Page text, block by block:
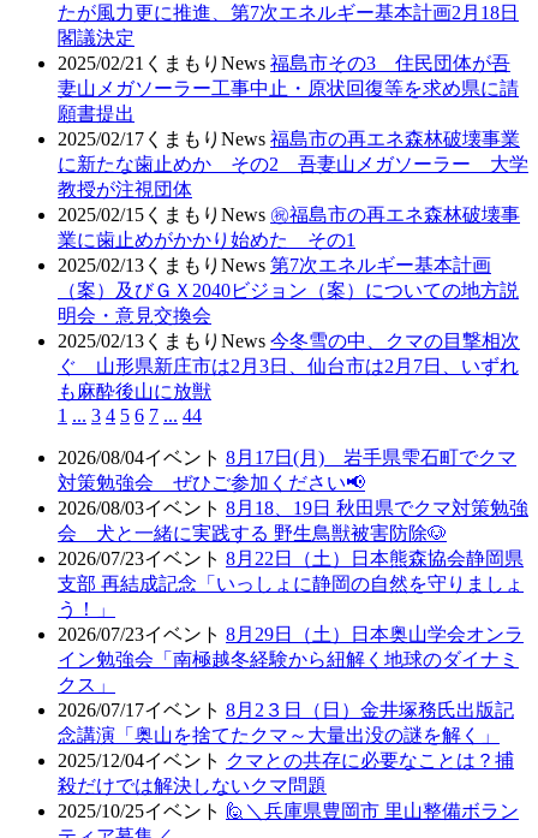
たが風力更に推進、第7次エネルギー基本計画2月18日
閣議決定
2025/02/21 くまもりNews 福島市その3 住民団体が吾
妻山メガソーラー工事中止・原状回復等を求め県に請
願書提出
2025/02/17 くまもりNews 福島市の再エネ森林破壊事業
に新たな歯止めか その2 吾妻山メガソーラー 大学
教授が注視団体
2025/02/15 くまもりNews ㊗️福島市の再エネ森林破壊事
業に歯止めがかかり始めた その1
2025/02/13 くまもりNews 第7次エネルギー基本計画
（案）及びＧＸ2040ビジョン（案）についての地方説
明会・意見交換会
2025/02/13 くまもりNews 今冬雪の中、クマの目撃相次
ぐ 山形県新庄市は2月3日、仙台市は2月7日、いずれ
も麻酔後山に放獣
1 ... 3 4 5 6 7 ... 44
2026/08/04イベント 8月17日(月) 岩手県雫石町でクマ
対策勉強会 ぜひご参加ください📢
2026/08/03イベント 8月18、19日 秋田県でクマ対策勉強
会 犬と一緒に実践する 野生鳥獣被害防除🐶
2026/07/23イベント 8月22日（土）日本熊森協会静岡県
支部 再結成記念「いっしょに静岡の自然を守りましょ
う！」
2026/07/23イベント 8月29日（土）日本奥山学会オンラ
イン勉強会「南極越冬経験から紐解く地球のダイナミ
クス」
2026/07/17イベント 8月2３日（日）金井塚務氏出版記
念講演「奥山を捨てたクマ～大量出没の謎を解く」
2025/12/04イベント クマとの共存に必要なことは？捕
殺だけでは解決しないクマ問題
2025/10/25イベント 🙋＼兵庫県豊岡市 里山整備ボラン